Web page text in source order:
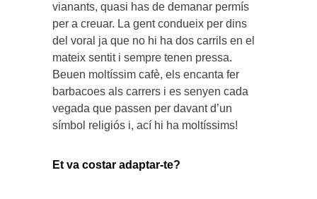
vianants, quasi has de demanar permís
per a creuar. La gent condueix per dins
del voral ja que no hi ha dos carrils en el
mateix sentit i sempre tenen pressa.
Beuen moltíssim cafè, els encanta fer
barbacoes als carrers i es senyen cada
vegada que passen per davant d’un
símbol religiós i, ací hi ha moltíssims!
Et va costar adaptar-te?